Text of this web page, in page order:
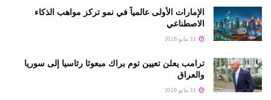
الإمارات الأولى عالمياً في نمو تركز مواهب الذكاء
الاصطناعي
ترامب يعلن تعيين توم براك مبعوثا رئاسيا إلى سوريا
والعراق